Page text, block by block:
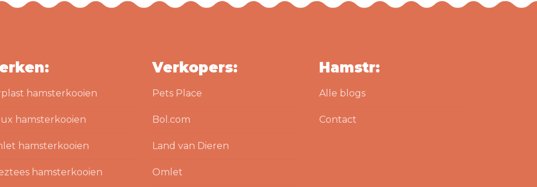
hamsterkooien
hamsterkooien
hamsterkooien
hamsterkooien
Verkopers:
Pets Place
Bol.com
Land van Dieren
Omlet
Hamstr:
Alle blogs
Contact